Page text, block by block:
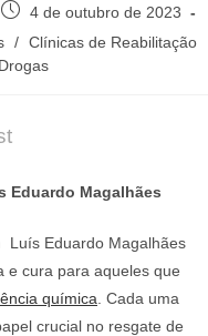
Post
publicado:
4 de outubro de 2023
/ Clínicas de Reabilitação
Eduardo Magalhães
Luís Eduardo Magalhães
e cura para aqueles que
química . Cada uma
crucial no resgate de